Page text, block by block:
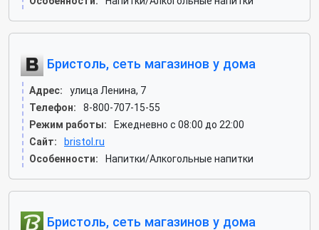
Бристоль, сеть магазинов у дома
Адрес:
улица Ленина, 7
Телефон:
8-800-707-15-55
Режим работы:
Ежедневно с 08:00 до 22:00
Сайт:
bristol.ru
Особенности:
Напитки/Алкогольные напитки
Бристоль, сеть магазинов у дома